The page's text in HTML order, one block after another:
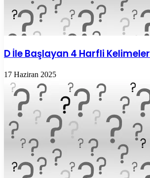
D İle Başlayan 4 Harfli Kelimeler
17 Haziran 2025